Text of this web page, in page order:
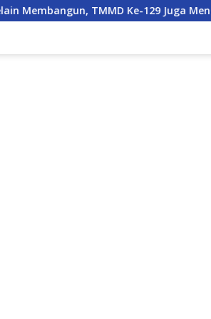
129 Juga Menanam Harapan Melalui